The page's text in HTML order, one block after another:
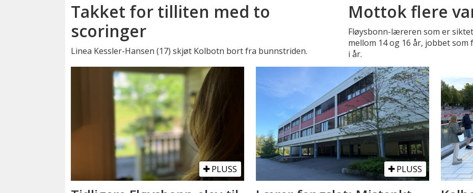
Takket for tilliten med to
scoringer
Linea Kessler-Hansen (17) skjøt Kolbotn bort fra bunnstriden.
Mottok flere
Fløysbonn-læreren som er
mellom 14 og 16 år, jobbet
i år.
PLUSS PLUSS